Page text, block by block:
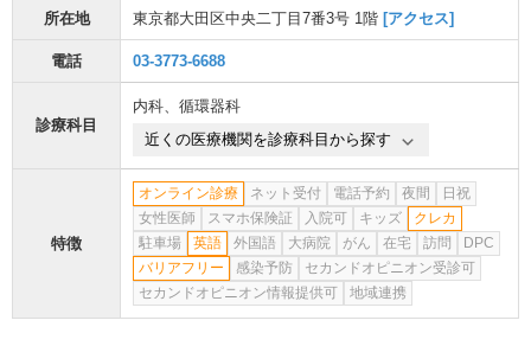
所在地 東京都大田区中央二丁目7番3号 1階 [アクセス]
電話 03-3773-6688
診療科目
内科、 循環器科
近くの医療機関を診療科目から探す
特徴
オンライン診療 ネット受付 電話予約 夜間
日祝
女性医師
スマホ保険証 入院可 キッズ
クレカ
駐車場
英語 外国語 大病院 がん 在宅 訪問
DPC
バリアフリー
感染予防
セカンドオピニオン受診可
セカンドオピニオン情報提供可
地域連携